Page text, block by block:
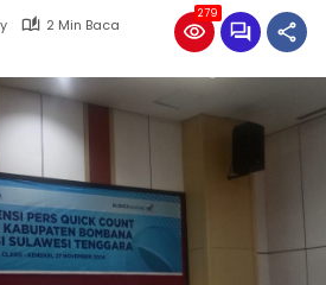
2 Min Baca
279